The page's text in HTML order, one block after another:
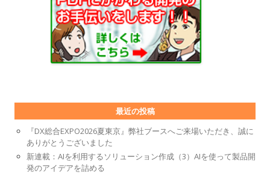
最近の投稿
『DX総合EXPO2026夏東京』弊社ブースへご来場いただき、誠に
ありがとうございました
新連載：AIを利用するソリューション作成（3）AIを使って製品開
発のアイデアを詰める